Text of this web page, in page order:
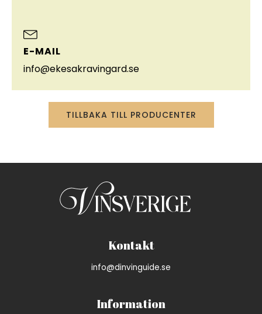
E-MAIL
info@ekesakravingard.se
TILLBAKA TILL PRODUCENTER
Kontakt
info@dinvinguide.se
Information